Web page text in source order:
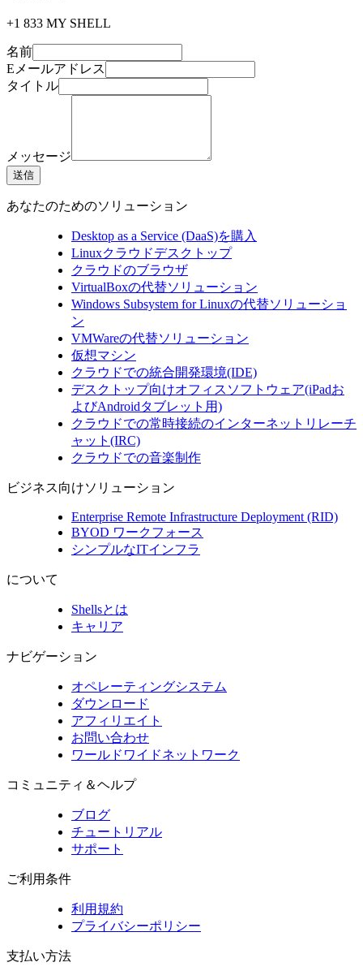
+1 833 MY SHELL
名前
Eメールアドレス
タイトル
メッセージ
送信
あなたのためのソリューション
Desktop as a Service (DaaS)を購入
Linuxクラウドデスクトップ
クラウドのブラウザ
VirtualBoxの代替ソリューション
Windows Subsystem for Linuxの代替ソリューショ
ン
VMWareの代替ソリューション
仮想マシン
クラウドでの統合開発環境(IDE)
デスクトップ向けオフィスソフトウェア(iPadお
よびAndroidタブレット用)
クラウドでの常時接続のインターネットリレーチ
ャット(IRC)
クラウドでの音楽制作
ビジネス向けソリューション
Enterprise Remote Infrastructure Deployment (RID)
BYOD ワークフォース
シンプルなITインフラ
について
Shellsとは
キャリア
ナビゲーション
オペレーティングシステム
ダウンロード
アフィリエイト
お問い合わせ
ワールドワイドネットワーク
コミュニティ＆ヘルプ
ブログ
チュートリアル
サポート
ご利用条件
利用規約
プライバシーポリシー
支払い方法